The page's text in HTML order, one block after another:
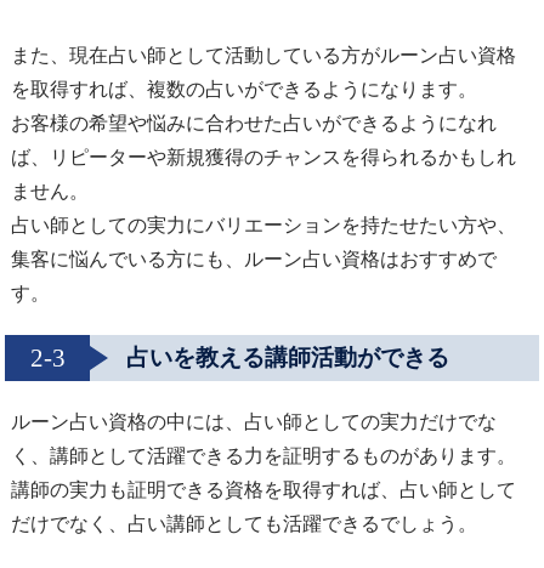
また、現在占い師として活動している方がルーン占い資格
を取得すれば、複数の占いができるようになります。
お客様の希望や悩みに合わせた占いができるようになれ
ば、リピーターや新規獲得のチャンスを得られるかもしれ
ません。
占い師としての実力にバリエーションを持たせたい方や、
集客に悩んでいる方にも、ルーン占い資格はおすすめで
す。
2-3 占いを教える講師活動ができる
ルーン占い資格の中には、占い師としての実力だけでな
く、講師として活躍できる力を証明するものがあります。
講師の実力も証明できる資格を取得すれば、占い師として
だけでなく、占い講師としても活躍できるでしょう。